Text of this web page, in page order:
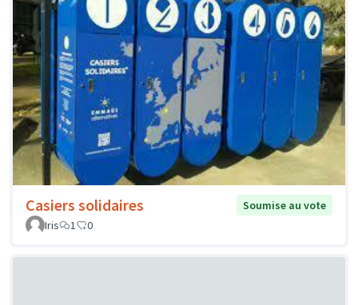
Casiers solidaires
Soumise au vote
Iris
1 0